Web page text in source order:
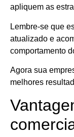
apliquem as
Lembre-se que
atualizado e
comportamento
Agora sua
melhores